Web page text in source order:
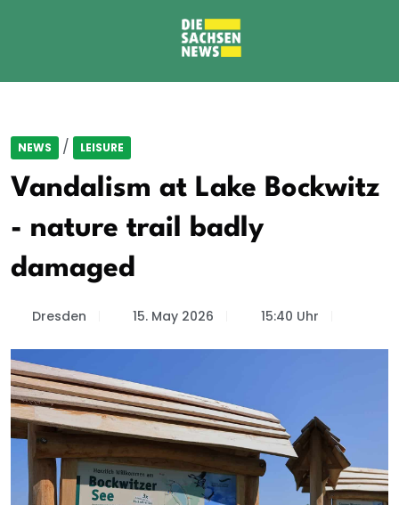
NEWS / LEISURE
Vandalism at Lake Bockwitz
- nature trail badly
damaged
Dresden 15. May 2026 15:40 Uhr